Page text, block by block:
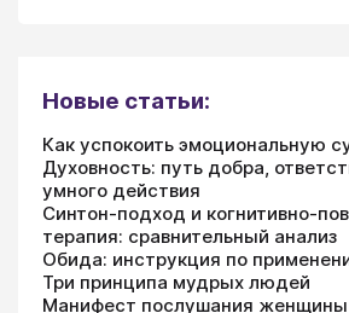
Новые статьи:
Как успокоить эмоциональную
Духовность: путь добра,
умного действия
Синтон-подход и когнитивно-
терапия: сравнительный анализ
Обида: инструкция по
Три принципа мудрых людей
Манифест послушания женщины